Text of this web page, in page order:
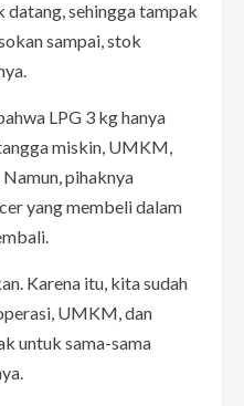
sehingga tampak
sampai, stok
LPG 3 kg hanya
miskin, UMKM,
Namun, pihaknya
yang membeli dalam
Karena itu, kita sudah
UMKM, dan
untuk sama-sama